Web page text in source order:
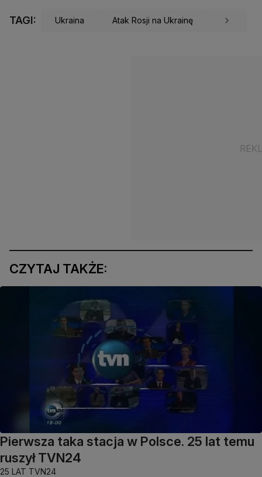
TAGI: Ukraina Atak Rosji na Ukrainę
CZYTAJ TAKŻE:
Pierwsza taka stacja w Polsce. 25 lat temu
ruszył TVN24
25 LAT TVN24